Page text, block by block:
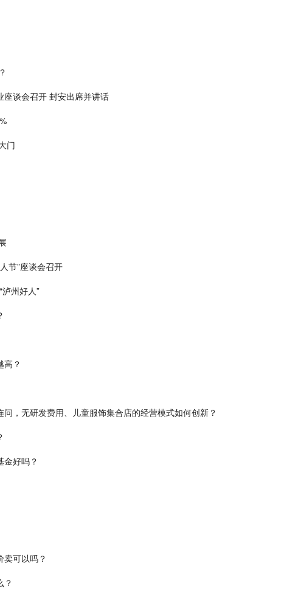
座谈会召开 封安出席并讲话
门
节”座谈会召开
州好人”
高？
，无研发费用、儿童服饰集合店的经营模式如何创新？
金好吗？
可以吗？
？